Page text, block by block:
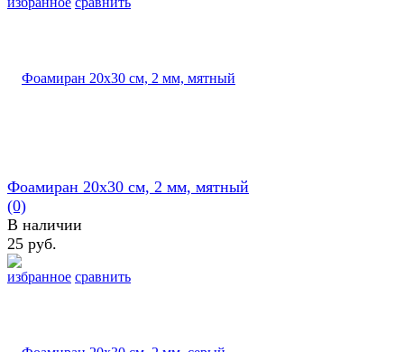
избранное сравнить
Фоамиран 20х30 см, 2 мм, мятный
(0)
В наличии
25 руб.